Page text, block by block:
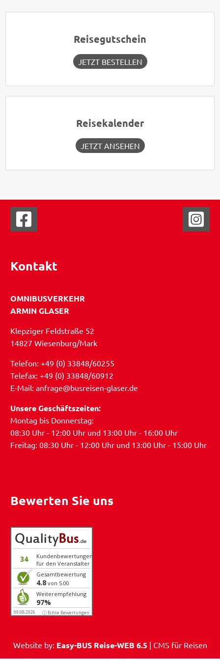
Reisegutschein
JETZT BESTELLEN
Reisekalender
JETZT ANSEHEN
Kontakt
OMNIBUSVERKEHR
ARMIN GLASER
Klepziger Feldstraße 52
14827 Wiesenburg/Mark
Telefon: +49 (0) 33848/60255
Telefax: +49 (0) 33848/60912
E-Mail: anfrage@busreisen-glaser.de
Unsere Geschäftszeiten:
Montag bis Donnerstag:
08:30 Uhr - 12:00 Uhr und 13:00 Uhr - 16:00 Uhr
Freitag: 08:30 Uhr - 12:00 Uhr und 13:00 Uhr - 15:00 Uhr
Bewerten Sie uns
34
Kundenbewertungen
für den Veranstalter
Gesamtbewertung
4.8 von 5.00
Weiterempfehlung
97%
09.08.2026 ⓘ Echte Bewertungen
Website by: Easy-BUS Reise-WEB 6.5| CMS für Reisen